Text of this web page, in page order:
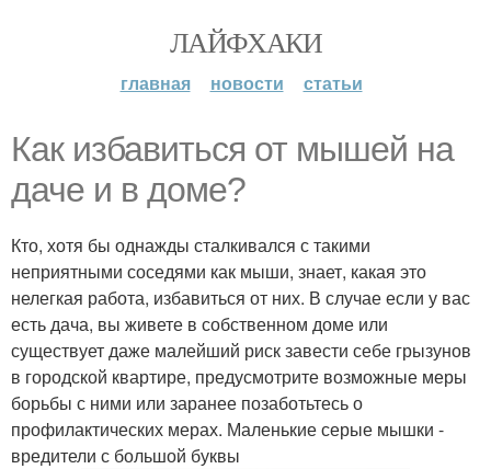
ЛАЙФХАКИ
главная новости статьи
Как избавиться от мышей на
даче и в доме?
Кто, хотя бы однажды сталкивался с такими
неприятными соседями как мыши, знает, какая это
нелегкая работа, избавиться от них. В случае если у вас
есть дача, вы живете в собственном доме или
существует даже малейший риск завести себе грызунов
в городской квартире, предусмотрите возможные меры
борьбы с ними или заранее позаботьтесь о
профилактических мерах. Маленькие серые мышки -
вредители с большой буквы